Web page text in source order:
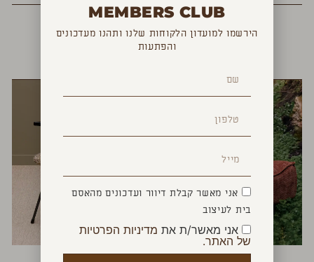
כורסא קופנהגן כסא ידיות שחור
MEMBERS CLUB
הירשמו למועדון הלקוחות שלנו ותהנו מעדכונים
והפתעות
אני מאשר קבלת דיוור ועדכונים מהאסם
בית לעיצוב
אני מאשר/ת את מדיניות הפרטיות
של האתר.